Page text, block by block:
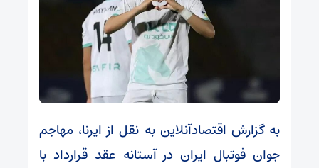
به گزارش اقتصادآنلاین به نقل از ایرنا، مهاجم
جوان فوتبال ایران در آستانه عقد قرارداد با